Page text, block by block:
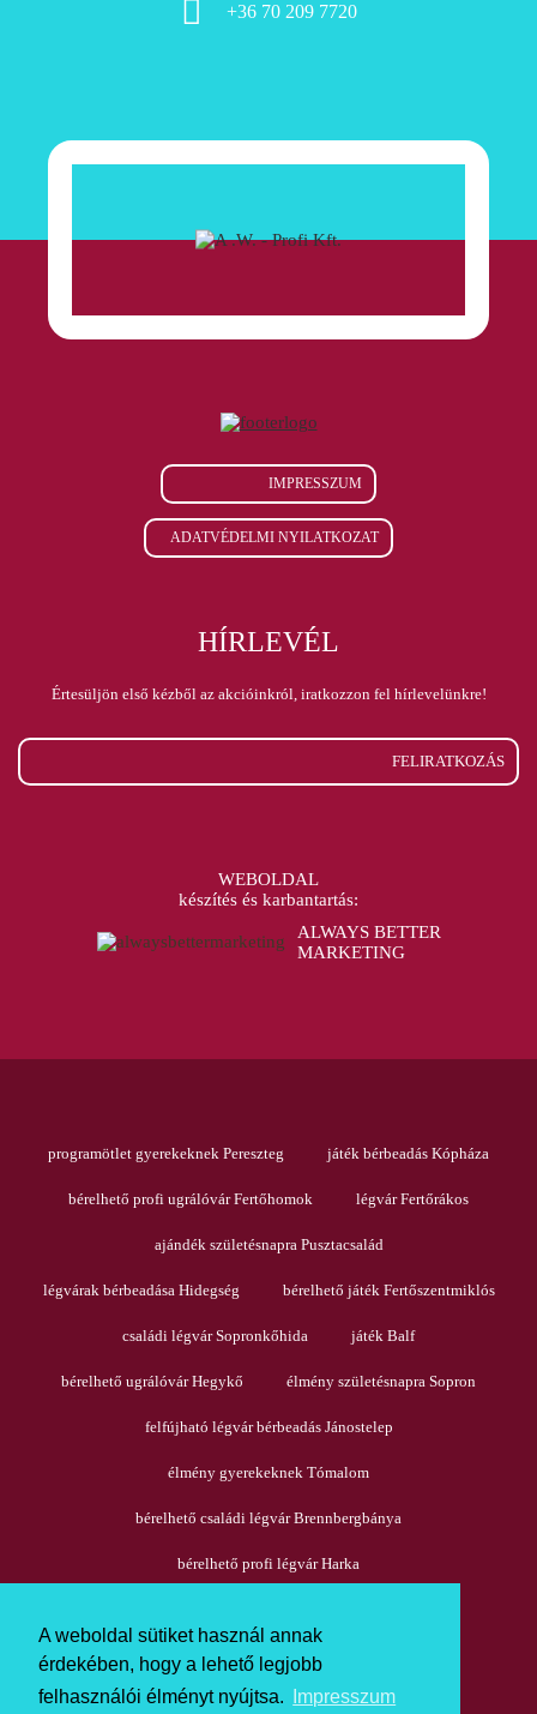
A weboldal sütiket használ annak
érdekében, hogy a lehető legjobb
felhasználói élményt nyújtsa.
Impresszum
+36 70 209 7720
IMPRESSZUM
ADATVÉDELMI NYILATKOZAT
HÍRLEVÉL
Értesüljön első kézből az akcióinkról, iratkozzon fel hírlevelünkre!
FELIRATKOZÁS
WEBOLDAL
készítés és karbantartás:
ALWAYS BETTER
MARKETING
programötlet gyerekeknek Pereszteg játék bérbeadás Kópháza
bérelhető profi ugrálóvár Fertőhomok légvár Fertőrákos
ajándék születésnapra Pusztacsalád
légvárak bérbeadása Hidegség bérelhető játék Fertőszentmiklós
családi légvár Sopronkőhida játék Balf
bérelhető ugrálóvár Hegykő élmény születésnapra Sopron
felfújható légvár bérbeadás Jánostelep
élmény gyerekeknek Tómalom
bérelhető családi légvár Brennbergbánya
bérelhető profi légvár Harka
Copyright © A.W. - Profi Kft. 2020 - 2026